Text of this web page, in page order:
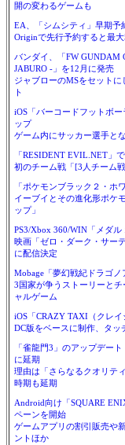
開の変わるゲームも
EA、「シムシティ」早期予
Originで先行予約すると最大
バンダイ、「FW GUNDAM
JABURO -」を12月に発売
ジャブローのMSをセット
ト
iOS「バーコードフットボ
ップ
ゲーム内にサッカー選手と
「RESIDENT EVIL.NET」
初のチーム戦「[3人チーム
「ポケモンブラック２・ホ
イーブイとその進化形ポケ
ップ」
PS3/Xbox 360/WIN「メダル
映画「ゼロ・ダーク・サー
に配信決定
Mobage「夢幻戦紀ドラゴノ
3国家が争うストーリーと
ャルゲーム
iOS「CRAZY TAXI（クレ
DC版をベースに制作、タッ
「雀龍門3」のアップデー
に延期
理由は「さらなるクオリテ
時期も延期
Android向け「SQUARE
ペーンを開始
ゲームアプリの割引販売や
ントほか